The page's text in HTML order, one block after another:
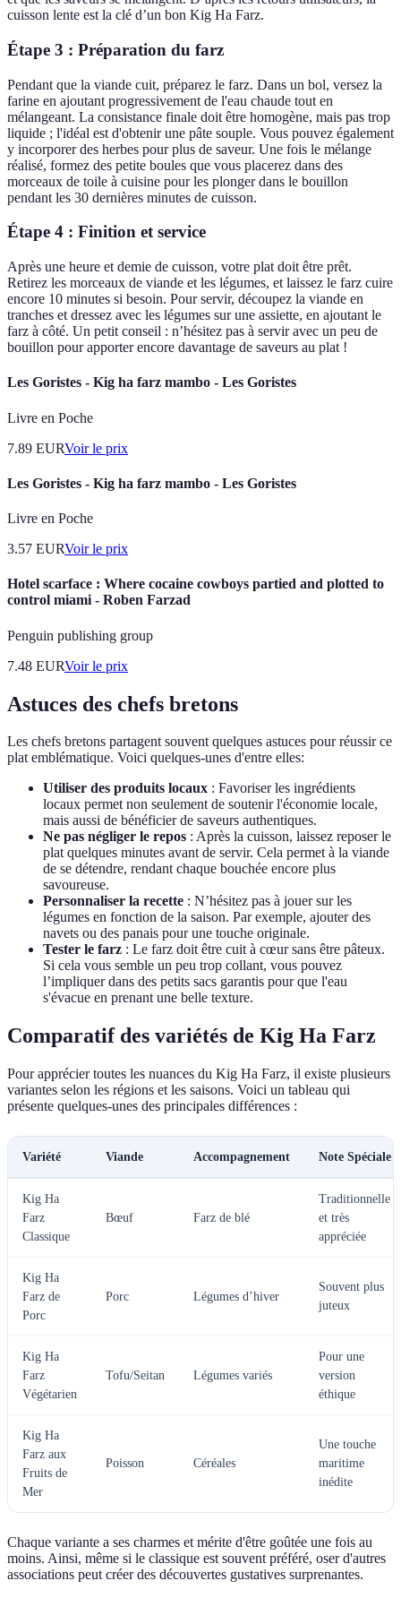
cuisson lente est la clé d’un bon Kig Ha Farz.
Étape 3 : Préparation du farz
Pendant que la viande cuit, préparez le farz. Dans un bol, versez la
farine en ajoutant progressivement de l'eau chaude tout en
mélangeant. La consistance finale doit être homogène, mais pas trop
liquide ; l'idéal est d'obtenir une pâte souple. Vous pouvez également
y incorporer des herbes pour plus de saveur. Une fois le mélange
réalisé, formez des petite boules que vous placerez dans des
morceaux de toile à cuisine pour les plonger dans le bouillon
pendant les 30 dernières minutes de cuisson.
Étape 4 : Finition et service
Après une heure et demie de cuisson, votre plat doit être prêt.
Retirez les morceaux de viande et les légumes, et laissez le farz cuire
encore 10 minutes si besoin. Pour servir, découpez la viande en
tranches et dressez avec les légumes sur une assiette, en ajoutant le
farz à côté. Un petit conseil : n’hésitez pas à servir avec un peu de
bouillon pour apporter encore davantage de saveurs au plat !
Les Goristes - Kig ha farz mambo - Les Goristes
Livre en Poche
7.89 EURVoir le prix
Les Goristes - Kig ha farz mambo - Les Goristes
Livre en Poche
3.57 EURVoir le prix
Hotel scarface : Where cocaine cowboys partied and plotted to
control miami - Roben Farzad
Penguin publishing group
7.48 EURVoir le prix
Astuces des chefs bretons
Les chefs bretons partagent souvent quelques astuces pour réussir ce
plat emblématique. Voici quelques-unes d'entre elles:
Utiliser des produits locaux : Favoriser les ingrédients
locaux permet non seulement de soutenir l'économie locale,
mais aussi de bénéficier de saveurs authentiques.
Ne pas négliger le repos : Après la cuisson, laissez reposer le
plat quelques minutes avant de servir. Cela permet à la viande
de se détendre, rendant chaque bouchée encore plus
savoureuse.
Personnaliser la recette : N’hésitez pas à jouer sur les
légumes en fonction de la saison. Par exemple, ajouter des
navets ou des panais pour une touche originale.
Tester le farz : Le farz doit être cuit à cœur sans être pâteux.
Si cela vous semble un peu trop collant, vous pouvez
l’impliquer dans des petits sacs garantis pour que l'eau
s'évacue en prenant une belle texture.
Comparatif des variétés de Kig Ha Farz
Pour apprécier toutes les nuances du Kig Ha Farz, il existe plusieurs
variantes selon les régions et les saisons. Voici un tableau qui
présente quelques-unes des principales différences :
Variété Viande Accompagnement Note Spéciale
Kig Ha
Farz
Classique
Bœuf Farz de blé
Traditionnelle
et très
appréciée
Kig Ha
Farz de
Porc
Porc Légumes d’hiver
Souvent plus
juteux
Kig Ha
Farz
Végétarien
Tofu/Seitan Légumes variés
Pour une
version
éthique
Kig Ha
Farz aux
Fruits de
Mer
Poisson Céréales
Une touche
maritime
inédite
Chaque variante a ses charmes et mérite d'être goûtée une fois au
moins. Ainsi, même si le classique est souvent préféré, oser d'autres
associations peut créer des découvertes gustatives surprenantes.